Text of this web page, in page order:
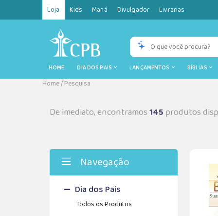
Loja Kids Maná Divulgador Livrarias
HOME DIA DOS PAIS LANÇAMENTOS BÍBLIAS
Home/Pesquisa
De imediato, encontramos145 produtos
Navegação
Dia dos Pais
Todos os Produtos